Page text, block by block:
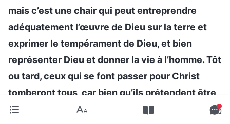
mais c’est une chair qui peut entreprendre
adéquatement l’œuvre de Dieu sur la terre et
exprimer le tempérament de Dieu, et bien
représenter Dieu et donner la vie à l’homme. Tôt
ou tard, ceux qui se font passer pour Christ
tomberont tous, car bien qu’ils prétendent être
Christ, ils ne possèdent rien de l’essence de